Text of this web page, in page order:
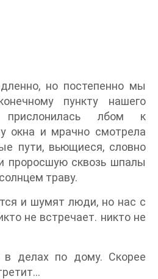
но постепенно мы
пункту нашего
лбом к
окна и мрачно смотрела
пути, вьющиеся, словно
проросшую сквозь шпалы
траву.
и шумят люди, но нас с
не встречает. никто не
делах по дому. Скорее